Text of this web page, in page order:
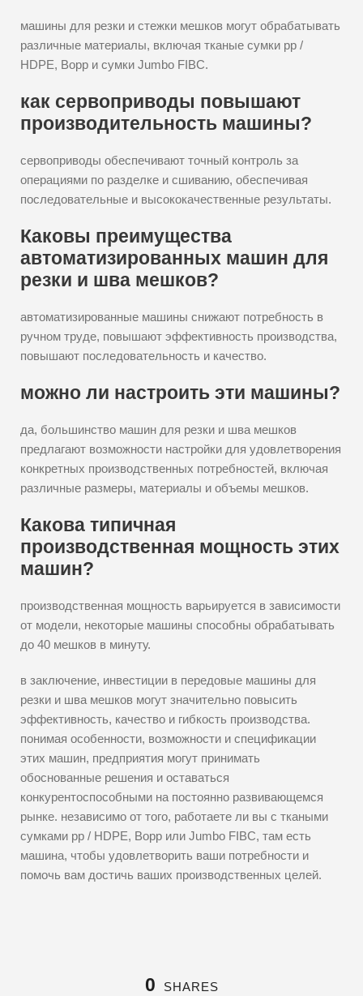
машины для резки и стежки мешков могут обрабатывать
различные материалы, включая тканые сумки pp /
HDPE, Bopp и сумки Jumbo FIBC.
как сервоприводы повышают
производительность машины?
сервоприводы обеспечивают точный контроль за
операциями по разделке и сшиванию, обеспечивая
последовательные и высококачественные результаты.
Каковы преимущества
автоматизированных машин для
резки и шва мешков?
автоматизированные машины снижают потребность в
ручном труде, повышают эффективность производства,
повышают последовательность и качество.
можно ли настроить эти машины?
да, большинство машин для резки и шва мешков
предлагают возможности настройки для удовлетворения
конкретных производственных потребностей, включая
различные размеры, материалы и объемы мешков.
Какова типичная
производственная мощность этих
машин?
производственная мощность варьируется в зависимости
от модели, некоторые машины способны обрабатывать
до 40 мешков в минуту.
в заключение, инвестиции в передовые машины для
резки и шва мешков могут значительно повысить
эффективность, качество и гибкость производства.
понимая особенности, возможности и спецификации
этих машин, предприятия могут принимать
обоснованные решения и оставаться
конкурентоспособными на постоянно развивающемся
рынке. независимо от того, работаете ли вы с ткаными
сумками pp / HDPE, Bopp или Jumbo FIBC, там есть
машина, чтобы удовлетворить ваши потребности и
помочь вам достичь ваших производственных целей.
0 SHARES